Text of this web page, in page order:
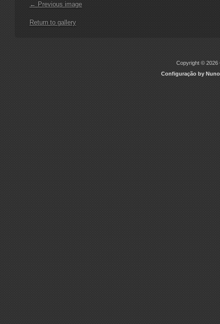
← Previous image
Return to gallery
Copyright © 2026
Configuração by